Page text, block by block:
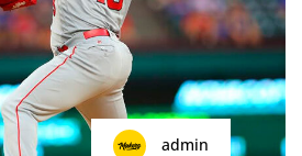
admin